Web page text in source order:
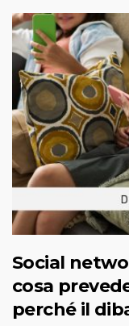
Social
cosa
perché il